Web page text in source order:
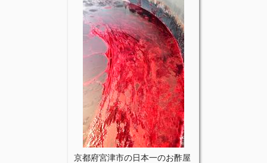
京都府宮津市の日本一のお酢屋